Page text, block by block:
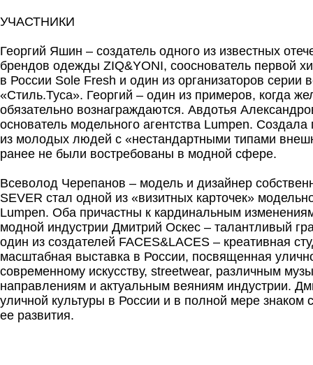
УЧАСТНИКИ
Георгий Яшин – создатель одного из известных
брендов одежды ZIQ&YONI, сооснователь первой
в России Sole Fresh и один из организаторов серии
«Стиль.Туса». Георгий – один из примеров, когда
обязательно вознаграждаются. Авдотья
основатель модельного агентства Lumpen. Создала
из молодых людей с «нестандартными типами
ранее не были востребованы в модной сфере.
Всеволод Черепанов – модель и дизайнер
SEVER стал одной из «визитных карточек»
Lumpen. Оба причастны к кардинальным
модной индустрии Дмитрий Оскес – талантливый
один из создателей FACES&LACES – креативная
масштабная выставка в России, посвященная
современному искусству, streetwear, различным
направлениям и актуальным веяниям индустрии.
уличной культуры в России и в полной мере знаком
ее развития.